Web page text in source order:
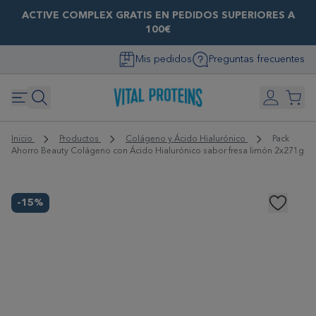
ACTIVE COMPLEX GRATIS EN PEDIDOS SUPERIORES A
100€
Mis pedidos Preguntas frecuentes
Inicio Productos Colágeno y Ácido Hialurónico
Pack
Ahorro Beauty Colágeno con Ácido Hialurónico sabor fresa limón 2x271g
-15%